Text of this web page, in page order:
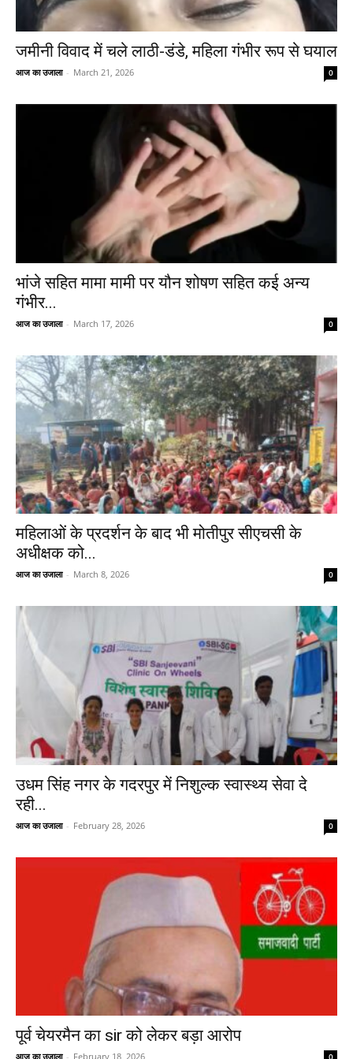
जमीनी विवाद में चले लाठी-डंडे, महिला गंभीर रूप से घयाल
आज का उजाला - March 21, 2026 0
भांजे सहित मामा मामी पर यौन शोषण सहित कई अन्य
गंभीर...
आज का उजाला - March 17, 2026 0
महिलाओं के प्रदर्शन के बाद भी मोतीपुर सीएचसी के
अधीक्षक को...
आज का उजाला - March 8, 2026 0
उधम सिंह नगर के गदरपुर में निशुल्क स्वास्थ्य सेवा दे
रही...
आज का उजाला - February 28, 2026 0
पूर्व चेयरमैन का sir को लेकर बड़ा आरोप
आज का उजाला - February 18, 2026 0